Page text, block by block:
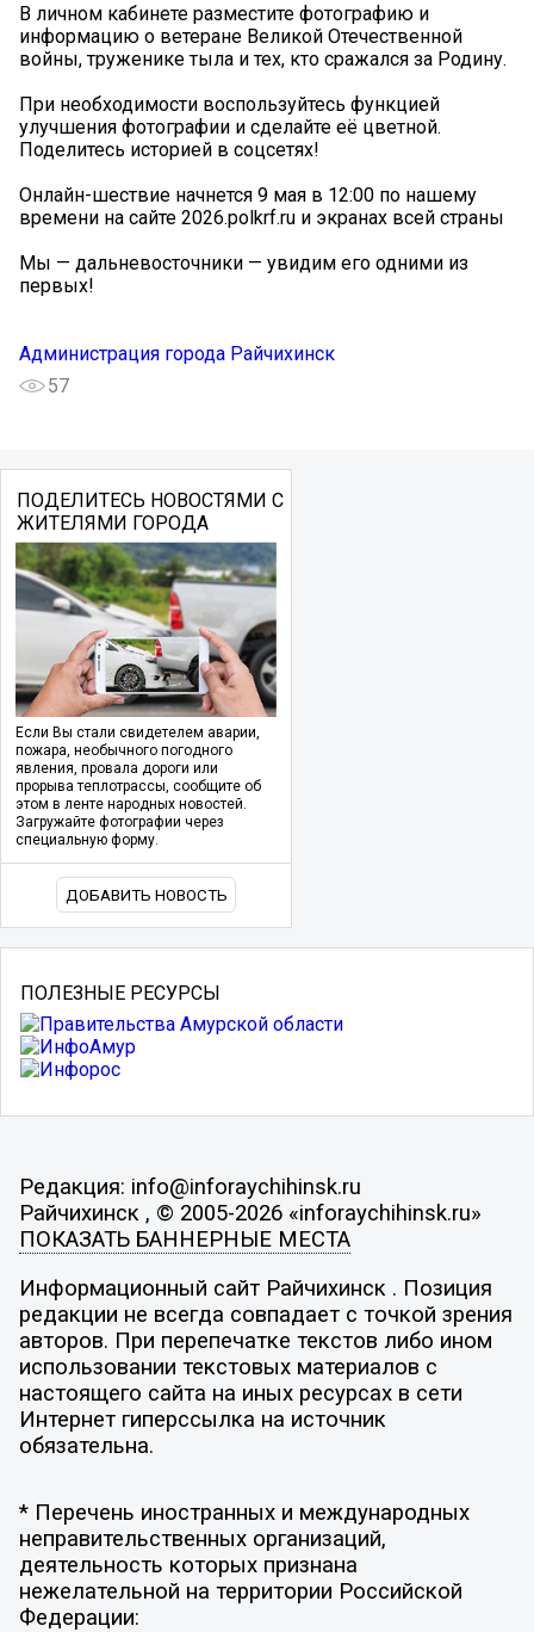
В личном кабинете разместите фотографию и
информацию о ветеране Великой Отечественной
войны, труженике тыла и тех, кто сражался за Родину.
При необходимости воспользуйтесь функцией
улучшения фотографии и сделайте еë цветной.
Поделитесь историей в соцсетях!
Онлайн-шествие начнется 9 мая в 12:00 по нашему
времени на сайте 2026.polkrf.ru и экранах всей страны
Мы — дальневосточники — увидим его одними из
первых!
Администрация города Райчихинск
57
ПОДЕЛИТЕСЬ НОВОСТЯМИ С
ЖИТЕЛЯМИ ГОРОДА
Если Вы стали свидетелем аварии,
пожара, необычного погодного
явления, провала дороги или
прорыва теплотрассы, сообщите об
этом в ленте народных новостей.
Загружайте фотографии через
специальную форму.
ДОБАВИТЬ НОВОСТЬ
ПОЛЕЗНЫЕ РЕСУРСЫ
Редакция: info@inforaychihinsk.ru
Райчихинск , © 2005-2026 «inforaychihinsk.ru»
ПОКАЗАТЬ БАННЕРНЫЕ МЕСТА
Информационный сайт Райчихинск . Позиция
редакции не всегда совпадает с точкой зрения
авторов. При перепечатке текстов либо ином
использовании текстовых материалов с
настоящего сайта на иных ресурсах в сети
Интернет гиперссылка на источник
обязательна.
* Перечень иностранных и международных
неправительственных организаций,
деятельность которых признана
нежелательной на территории Российской
Федерации: